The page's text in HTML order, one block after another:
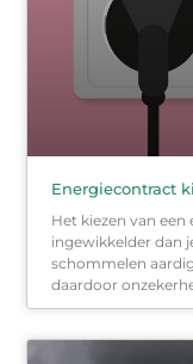
Energiecontract
Het kiezen van
ingewikkelder dan
schommelen
daardoor